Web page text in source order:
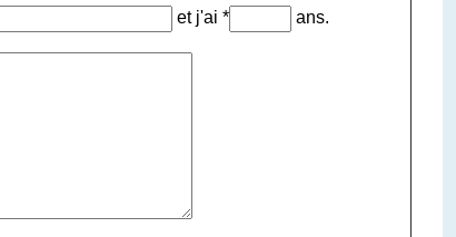
et j'ai * ans.